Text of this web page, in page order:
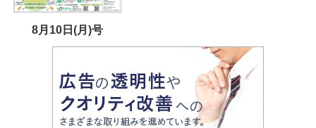
8月10日(月)号